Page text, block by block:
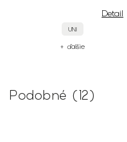
Detail
UNI
+ ďalšie
Podobné (12)